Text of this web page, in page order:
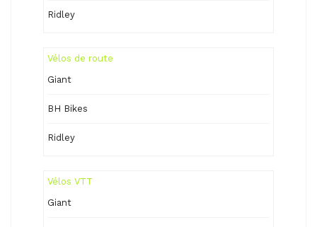
Ridley
Vélos de route
Giant
BH Bikes
Ridley
Vélos VTT
Giant